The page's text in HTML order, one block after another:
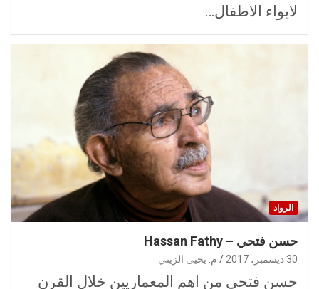
لايواء الاطفال…
الرواد
حسن فتحي – Hassan Fathy
30 ديسمبر، 2017 م. يحيى الزيني
حسن فتحي من اهم المعماريين خلال القرن